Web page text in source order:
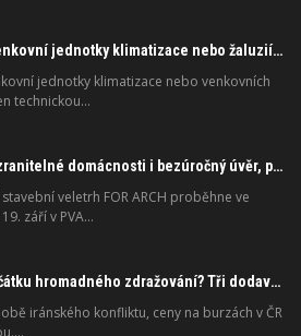
Instalace venkovní jednotky klimatizace nebo žaluzií podléhá jasným právním pravidlům
jednotky klimatizace nebo venkovních
technickou…
Dotace pro zranitelné domácnosti i bezúročný úvěr, poradenství na veletrhu FOR ARCH
veletrh FOR ARCH proběhne ve
září v PVA…
Jsme na začátku hromadného zdražování? Tři dodavatelé zvýšili ceny
iránského konfliktu, ceny na burzách v ČR